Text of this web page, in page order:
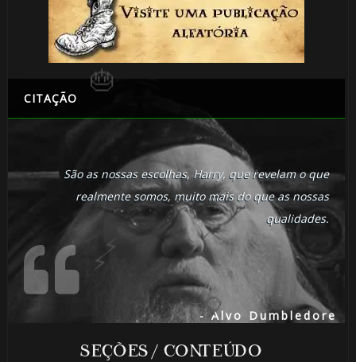
CITAÇÃO
São as nossas escolhas, Harry, que revelam o que
realmente somos, muito mais do que as nossas
qualidades.
- Alvo Dumbledore
SEÇÕES / CONTEÚDO
🎈